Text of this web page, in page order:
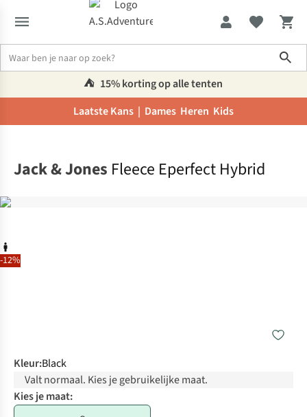
⛺️ 15% korting op alle tenten
Laatste Kans | Dames Heren Kids
-12%
Jack & Jones Fleece Eperfect Hybrid
Kleur:Black
Valt normaal. Kies je gebruikelijke maat.
Kies je maat: